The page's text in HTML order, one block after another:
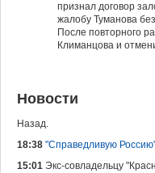
признал договор
жалобу Туманова
После повторного
Климанцова и
Новости
Назад.
18:38 "Справедливую
15:01 Экс-совладельцу